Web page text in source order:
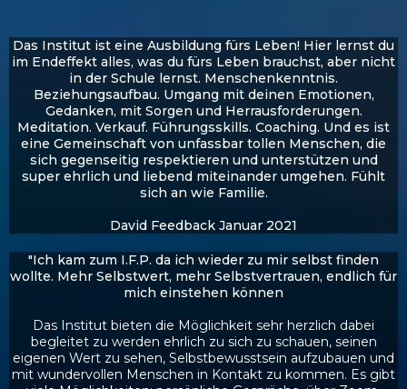
Das Institut ist eine Ausbildung fürs Leben! Hier lernst du
im Endeffekt alles, was du fürs Leben brauchst, aber nicht
in der Schule lernst. Menschenkenntnis.
Beziehungsaufbau. Umgang mit deinen Emotionen,
Gedanken, mit Sorgen und Herrausforderungen.
Meditation. Verkauf. Führungsskills. Coaching. Und es ist
eine Gemeinschaft von unfassbar tollen Menschen, die
sich gegenseitig respektieren und unterstützen und
super ehrlich und liebend miteinander umgehen. Fühlt
sich an wie Familie.
David Feedback Januar 2021
"Ich kam zum I.F.P. da ich wieder zu mir selbst finden
wollte. Mehr Selbstwert, mehr Selbstvertrauen, endlich für
mich einstehen können
Das Institut bieten die Möglichkeit sehr herzlich dabei
begleitet zu werden ehrlich zu sich zu schauen, seinen
eigenen Wert zu sehen, Selbstbewusstsein aufzubauen und
mit wundervollen Menschen in Kontakt zu kommen. Es gibt